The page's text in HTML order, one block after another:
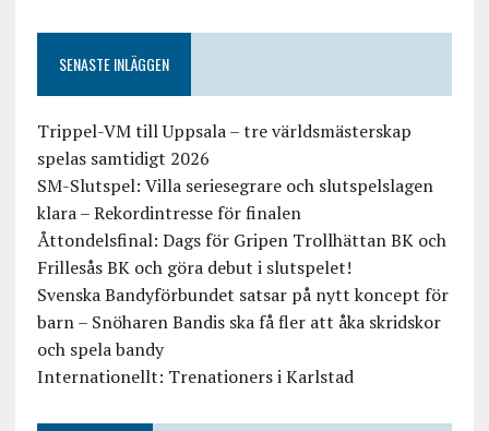
SENASTE INLÄGGEN
Trippel-VM till Uppsala – tre världsmästerskap
spelas samtidigt 2026
SM-Slutspel: Villa seriesegrare och slutspelslagen
klara – Rekordintresse för finalen
Åttondelsfinal: Dags för Gripen Trollhättan BK och
Frillesås BK och göra debut i slutspelet!
Svenska Bandyförbundet satsar på nytt koncept för
barn – Snöharen Bandis ska få fler att åka skridskor
och spela bandy
Internationellt: Trenationers i Karlstad